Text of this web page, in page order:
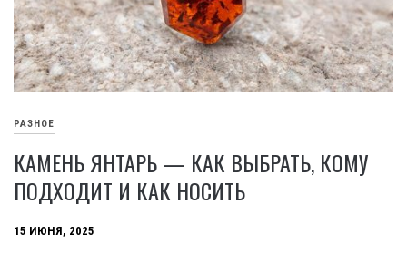
РАЗНОЕ
КАМЕНЬ ЯНТАРЬ — КАК ВЫБРАТЬ, КОМУ
ПОДХОДИТ И КАК НОСИТЬ
15 ИЮНЯ, 2025